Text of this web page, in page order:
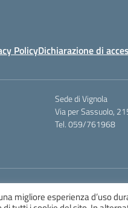
PolicyDichiarazione di
Sede di Vignola
Via per Sassuolo,
Tel. 059/761968
migliore esperienza d’uso